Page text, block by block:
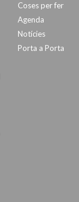
Coses per fer
Agenda
Notícies
Porta a Porta